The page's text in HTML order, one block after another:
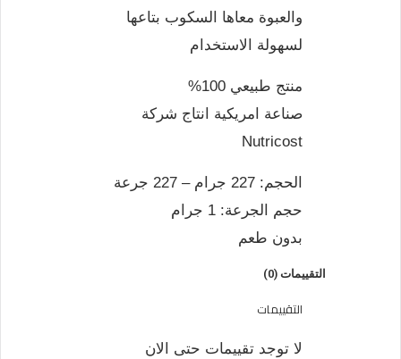
والعبوة معاها السكوب بتاعها
لسهولة الاستخدام
منتج طبيعي 100%
صناعة امريكية انتاج شركة
Nutricost
الحجم: 227 جرام – 227 جرعة
حجم الجرعة: 1 جرام
بدون طعم
التقييمات (0)
التقييمات
لا توجد تقييمات حتى الان